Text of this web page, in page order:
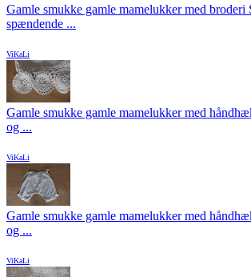
Gamle smukke gamle mamelukker med broderi
spændende ...
ViKaLi
Gamle smukke gamle mamelukker med
og ...
ViKaLi
Gamle smukke gamle mamelukker med
og ...
ViKaLi